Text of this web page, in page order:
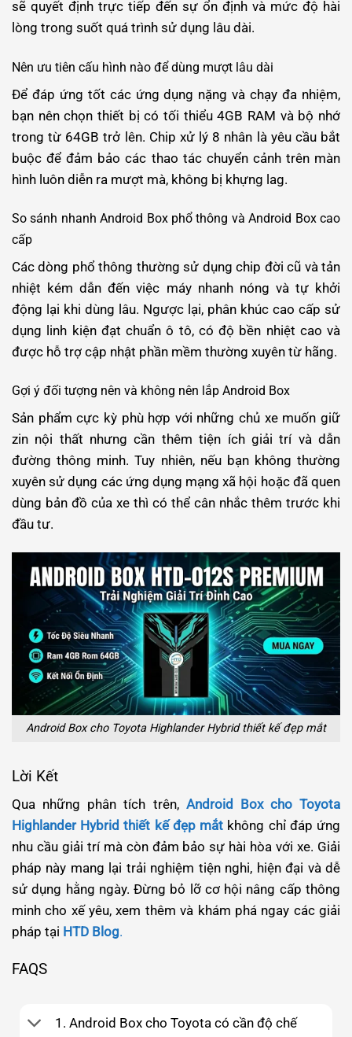
sẽ quyết định trực tiếp đến sự ổn định và mức độ hài
lòng trong suốt quá trình sử dụng lâu dài.
Nên ưu tiên cấu hình nào để dùng mượt lâu dài
Để đáp ứng tốt các ứng dụng nặng và chạy đa nhiệm,
bạn nên chọn thiết bị có tối thiểu 4GB RAM và bộ nhớ
trong từ 64GB trở lên. Chip xử lý 8 nhân là yêu cầu bắt
buộc để đảm bảo các thao tác chuyển cảnh trên màn
hình luôn diễn ra mượt mà, không bị khựng lag.
So sánh nhanh Android Box phổ thông và Android Box cao
cấp
Các dòng phổ thông thường sử dụng chip đời cũ và tản
nhiệt kém dẫn đến việc máy nhanh nóng và tự khởi
động lại khi dùng lâu. Ngược lại, phân khúc cao cấp sử
dụng linh kiện đạt chuẩn ô tô, có độ bền nhiệt cao và
được hỗ trợ cập nhật phần mềm thường xuyên từ hãng.
Gợi ý đối tượng nên và không nên lắp Android Box
Sản phẩm cực kỳ phù hợp với những chủ xe muốn giữ
zin nội thất nhưng cần thêm tiện ích giải trí và dẫn
đường thông minh. Tuy nhiên, nếu bạn không thường
xuyên sử dụng các ứng dụng mạng xã hội hoặc đã quen
dùng bản đồ của xe thì có thể cân nhắc thêm trước khi
đầu tư.
Android Box cho Toyota Highlander Hybrid thiết kế đẹp mắt
Lời Kết
Qua những phân tích trên, Android Box cho Toyota
Highlander Hybrid thiết kế đẹp mắt không chỉ đáp ứng
nhu cầu giải trí mà còn đảm bảo sự hài hòa với xe. Giải
pháp này mang lại trải nghiệm tiện nghi, hiện đại và dễ
sử dụng hằng ngày. Đừng bỏ lỡ cơ hội nâng cấp thông
minh cho xế yêu,xem thêm và khám phá ngay các giải
pháp tại HTD Blog.
FAQS
1. Android Box cho Toyota có cần độ chế